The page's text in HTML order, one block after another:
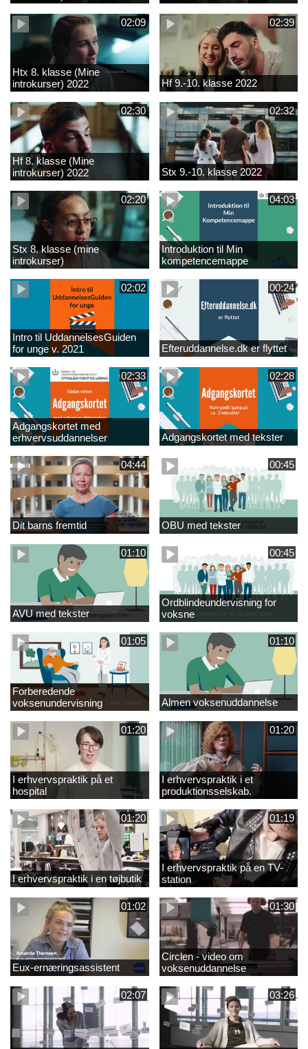
02:09
Htx 8. klasse (Mine
introkurser) 2022
02:39
Hf 9.-10. klasse 2022
02:30
Hf 8. klasse (Mine
introkurser) 2022
02:32
Stx 9.-10. klasse 2022
02:20
Stx 8. klasse (mine
introkurser)
04:03
Introduktion til Min
kompetencemappe
02:02
Intro til UddannelsesGuiden
for unge v. 2021
00:24
Efteruddannelse.dk er flyttet
02:33
Adgangskortet med
erhvervsuddannelser
02:28
Adgangskortet med tekster
04:44
Dit barns fremtid
00:45
OBU med tekster
01:10
AVU med tekster
00:45
Ordblindeundervisning for
voksne
01:05
Forberedende
voksenundervisning
01:10
Almen voksenuddannelse
01:20
I erhvervspraktik på et
hospital
01:20
I erhvervspraktik i et
produktionsselskab.
01:20
I erhvervspraktik i en tøjbutik
01:19
I erhvervspraktik på en TV-
station
01:02
Eux-ernæringsassistent
01:30
Circlen - video om
voksenuddannelse
02:07 03:26